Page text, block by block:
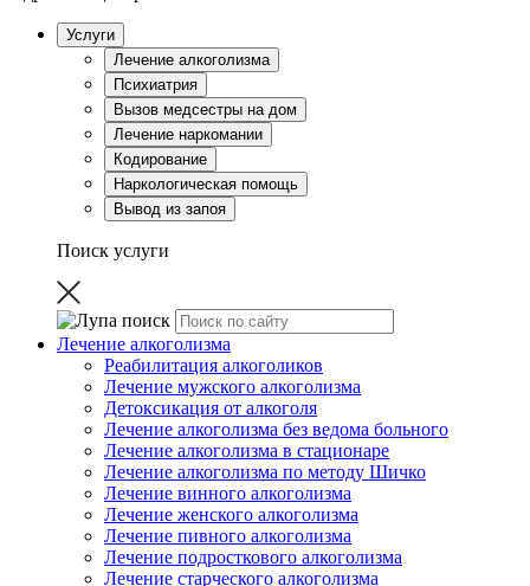
Услуги
Лечение алкоголизма
Психиатрия
Вызов медсестры на дом
Лечение наркомании
Кодирование
Наркологическая помощь
Вывод из запоя
Поиск услуги
Лечение алкоголизма
Реабилитация алкоголиков
Лечение мужского алкоголизма
Детоксикация от алкоголя
Лечение алкоголизма без ведома больного
Лечение алкоголизма в стационаре
Лечение алкоголизма по методу Шичко
Лечение винного алкоголизма
Лечение женского алкоголизма
Лечение пивного алкоголизма
Лечение подросткового алкоголизма
Лечение старческого алкоголизма